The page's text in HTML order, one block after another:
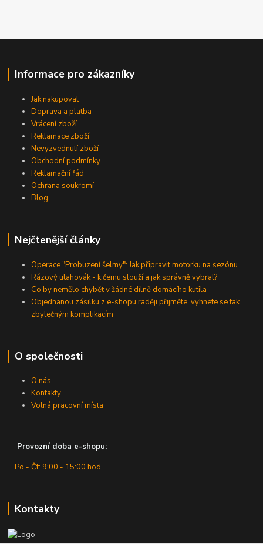
Informace pro zákazníky
Jak nakupovat
Doprava a platba
Vrácení zboží
Reklamace zboží
Nevyzvednutí zboží
Obchodní podmínky
Reklamační řád
Ochrana soukromí
Blog
Nejčtenější články
Operace "Probuzení šelmy": Jak připravit motorku na sezónu
Rázový utahovák - k čemu slouží a jak správně vybrat?
Co by nemělo chybět v žádné dílně domácího kutila
Objednanou zásilku z e-shopu raději přijměte, vyhnete se tak
zbytečným komplikacím
O společnosti
O nás
Kontakty
Volná pracovní místa
Provozní doba e-shopu:
Po - Čt: 9:00 - 15:00 hod.
Kontakty